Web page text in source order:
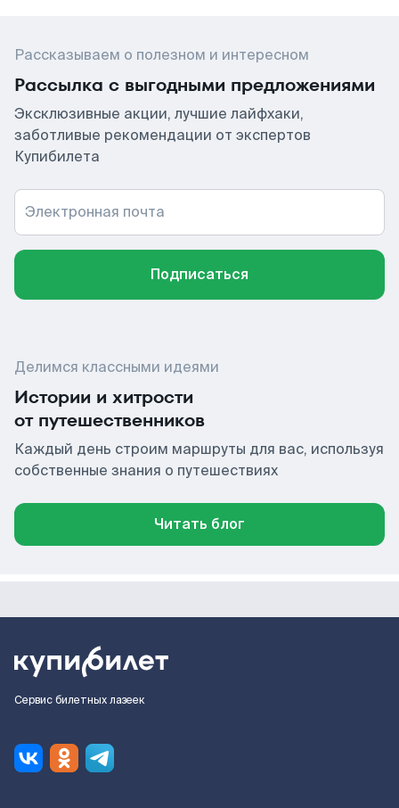
Рассказываем о полезном и интересном
Рассылка с выгодными предложениями
Эксклюзивные акции, лучшие лайфхаки,
заботливые рекомендации от экспертов
Купибилета
Электронная почта
Подписаться
Делимся классными идеями
Истории и хитрости
от путешественников
Каждый день строим маршруты для вас, используя
собственные знания о путешествиях
Читать блог
Сервис билетных лазеек